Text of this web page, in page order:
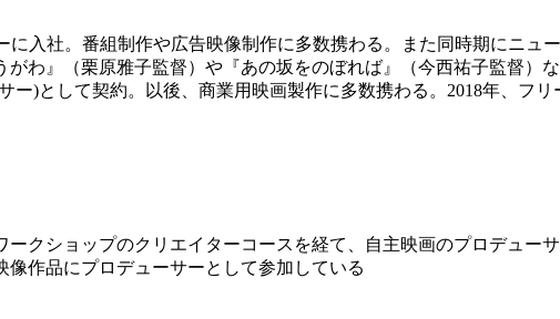
入社。番組制作や広告映像制作に多数携わる。また同時期にニュ
わ』（栗原雅子監督）や『あの坂をのぼれば』（今西祐子監督）
ー)として契約。以後、商業用映画製作に多数携わる。2018年、フリ
ークショップのクリエイターコースを経て、自主映画のプロデュー
作品にプロデューサーとして参加している